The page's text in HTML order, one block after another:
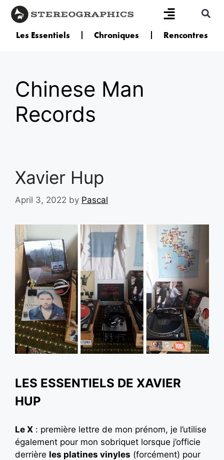
Les Essentiels Chroniques Rencontres
Chinese Man
Records
Xavier Hup
April 3, 2022 by Pascal
LES ESSENTIELS DE XAVIER
HUP
Le X : première lettre de mon prénom, je l’utilise
également pour mon sobriquet lorsque j’officie
derrière les platines vinyles (forcément) pour